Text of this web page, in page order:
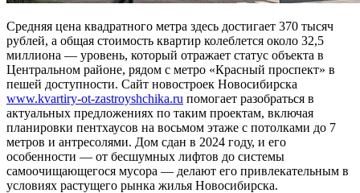
Средняя цена квадратного метра здесь достигает 370 тысяч
рублей, а общая стоимость квартир колеблется около 32,5
миллиона — уровень, который отражает статус объекта в
Центральном районе, рядом с метро «Красный проспект» в
пешей доступности. Сайт новостроек Новосибирска
www.kvartiry-ot-zastroyshchika.ru помогает разобраться в
актуальных предложениях по таким проектам, включая
планировки пентхаусов на восьмом этаже с потолками до 7
метров и антресолями. Дом сдан в 2024 году, и его
особенности — от бесшумных лифтов до системы
самоочищающегося мусора — делают его привлекательным в
условиях растущего рынка жилья Новосибирска.